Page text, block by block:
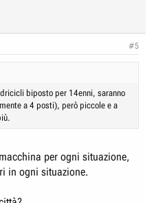
#5
biposto per 14enni, saranno
a 4 posti), però piccole e a
per ogni situazione,
in ogni situazione.